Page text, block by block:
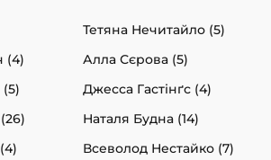
Тетяна Нечитайло (5)
(4)
Алла Сєрова (5)
Джесса Гастінґс (4)
Наталя Будна (14)
Всеволод Нестайко (7)